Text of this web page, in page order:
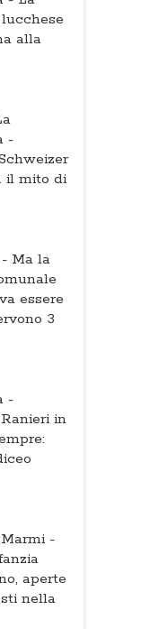
alla
-
il mito di
Ma la
essere
3
-
in
-
aperte
nella